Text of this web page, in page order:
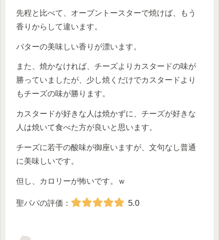
先程と比べて、オーブントースターで焼けば、もう
香りからして違います。
バターの美味しい香りが漂います。
また、焼かなければ、チーズよりカスタードの味が
勝っていましたが、少し焼くだけでカスタードより
もチーズの味が勝ります。
カスタードが好きな人は焼かずに、チーズが好きな
人は焼いて食べた方が良いと思います。
チーズに若干の酸味が御座いますが、文句なし普通
に美味しいです。
但し、カロリーが怖いです。ｗ
聖パパの評価： 5.0